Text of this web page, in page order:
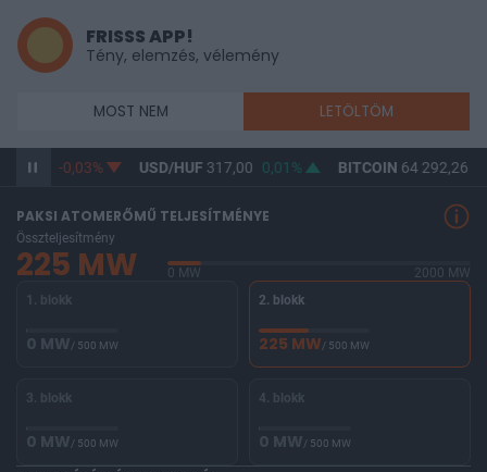
FRISSS APP!
Tény, elemzés, vélemény
MOST NEM LETÖLTÖM
-0,03% USD/HUF317,00 0,01% BITCOIN64 292,26
PAKSI ATOMERŐMŰ TELJESÍTMÉNYE
Összteljesítmény
225 MW 0 MW
2000 MW
1. blokk
0 MW/ 500 MW
2. blokk
225 MW/ 500 MW
3. blokk
0 MW/ 500 MW
4. blokk
0 MW/ 500 MW